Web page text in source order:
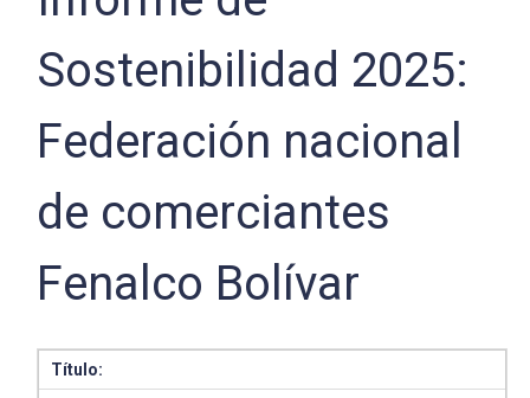
Sostenibilidad 2025:
Federación nacional
de comerciantes
Fenalco Bolívar
Título: